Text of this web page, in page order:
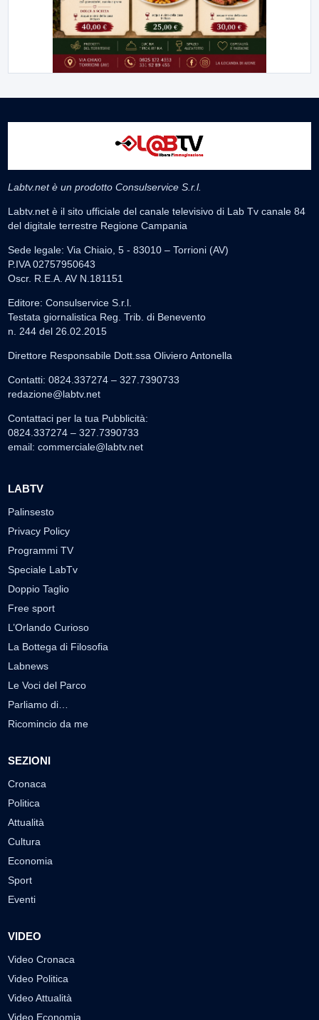
Labtv.net è un prodotto Consulservice S.r.l.
Labtv.net è il sito ufficiale del canale televisivo di Lab Tv canale 84
del digitale terrestre Regione Campania
Sede legale: Via Chiaio, 5 - 83010 – Torrioni (AV)
P.IVA 02757950643
Oscr. R.E.A. AV N.181151
Editore: Consulservice S.r.l.
Testata giornalistica Reg. Trib. di Benevento
n. 244 del 26.02.2015
Direttore Responsabile Dott.ssa Oliviero Antonella
Contatti: 0824.337274 – 327.7390733
redazione@labtv.net
Contattaci per la tua Pubblicità:
0824.337274 – 327.7390733
email: commerciale@labtv.net
LABTV
Palinsesto
Privacy Policy
Programmi TV
Speciale LabTv
Doppio Taglio
Free sport
L’Orlando Curioso
La Bottega di Filosofia
Labnews
Le Voci del Parco
Parliamo di…
Ricomincio da me
SEZIONI
Cronaca
Politica
Attualità
Cultura
Economia
Sport
Eventi
VIDEO
Video Cronaca
Video Politica
Video Attualità
Video Economia